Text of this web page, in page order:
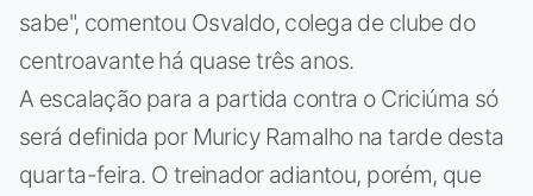
sabe", comentou Osvaldo, colega de clube do
centroavante há quase três anos.
A escalação para a partida contra o Criciúma só
será definida por Muricy Ramalho na tarde desta
quarta-feira. O treinador adiantou, porém, que